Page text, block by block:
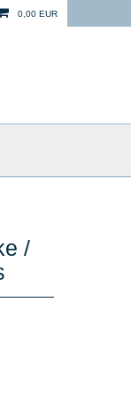
0,00 EUR
/